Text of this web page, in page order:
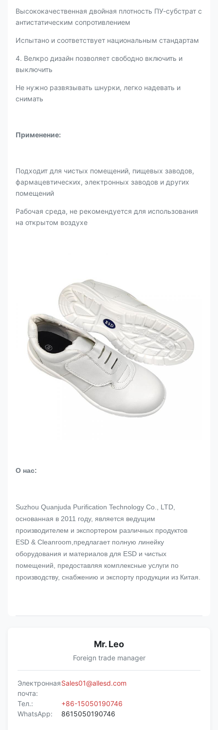
Высококачественная двойная плотность ПУ-субстрат с
антистатическим сопротивлением
Испытано и соответствует национальным стандартам
4. Велкро дизайн позволяет свободно включить и
выключить
Не нужно развязывать шнурки, легко надевать и
снимать
Применение:
Подходит для чистых помещений, пищевых заводов,
фармацевтических, электронных заводов и других
помещений
Рабочая среда, не рекомендуется для использования
на открытом воздухе
О нас:
Suzhou Quanjuda Purification Technology Co., LTD,
основанная в 2011 году, является ведущим
производителем и экспортером различных продуктов
ESD & Cleanroom,предлагает полную линейку
оборудования и материалов для ESD и чистых
помещений, предоставляя комплексные услуги по
производству, снабжению и экспорту продукции из Китая.
Mr. Leo
Foreign trade manager
Электронная
почта:
Sales01@allesd.com
Тел.:
+86-15050190746
WhatsApp:
8615050190746